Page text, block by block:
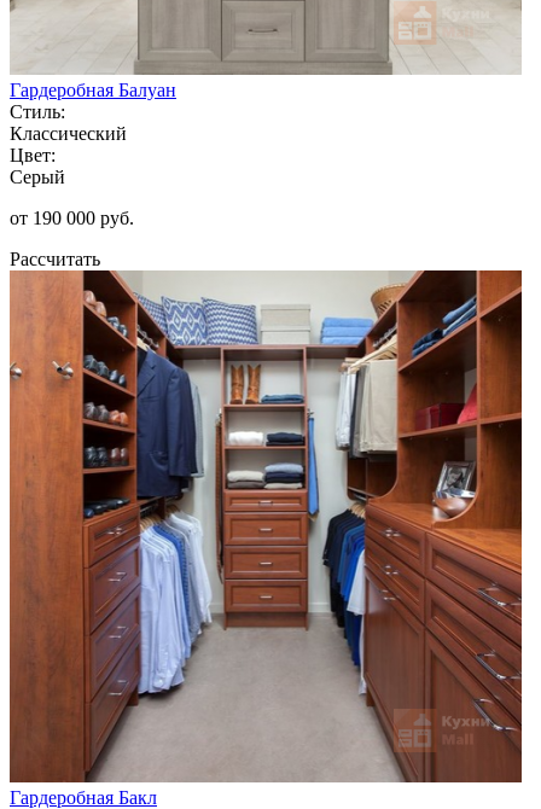
Гардеробная Балуан
Стиль:
Классический
Цвет:
Серый
от 190 000 руб.
Рассчитать
Гардеробная Бакл